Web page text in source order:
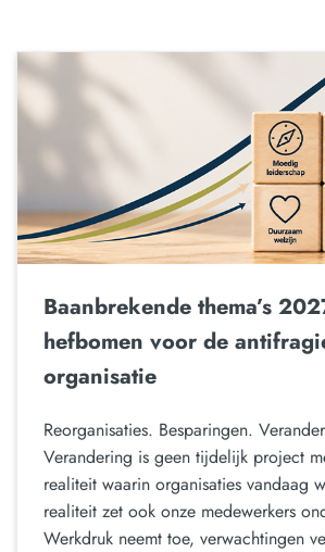
Baanbrekende thema’s
hefbomen voor de
organisatie
Reorganisaties. Besparingen.
Verandering is geen tijdelijk project
realiteit waarin organisaties vandaag
realiteit zet ook onze medewerkers
Werkdruk neemt toe, verwachtingen